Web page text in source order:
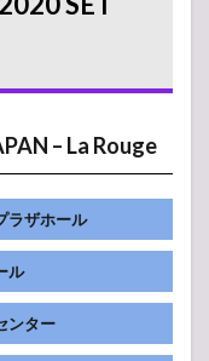
– La Rouge
ラザホール
ル
ンター